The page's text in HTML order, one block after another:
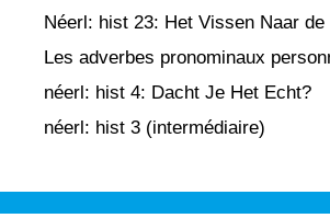
Néerl: hist 23: Het Vissen Naar de
Les adverbes pronominaux
néerl: hist 4: Dacht Je Het Echt?
néerl: hist 3 (intermédiaire)